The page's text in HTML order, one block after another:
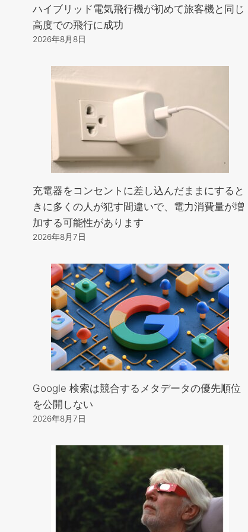
ハイブリッド電気飛行機が初めて旅客機と同じ
高度での飛行に成功
2026年8月8日
充電器をコンセントに差し込んだままにすると
きに多くの人が犯す間違いで、電力消費量が増
加する可能性があります
2026年8月7日
Google 検索は競合するメタデータの優先順位
を公開しない
2026年8月7日